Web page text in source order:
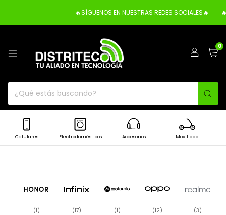
🔥SÍGUENOS EN NUESTRAS REDES SOCIALES🔥 🔥OBTÉN
0
Celulares Electrodomésticos Accesorios Movilidad
(1) (17) (1) (12) (3)